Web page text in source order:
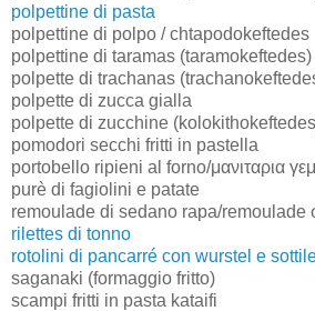
polpettine di pasta
polpettine di polpo / chtapodokeftedes
polpettine di taramas (taramokeftedes)
polpette di trachanas
polpette di zucca gialla
polpette di zucchine
pomodori secchi fritti in pastella
portobello ripieni al forno/μανιταρια
purè di fagiolini e patate
remoulade di sedano rapa/remoulade
rilettes di tonno
rotolini di pancarré con wurstel e
saganaki (formaggio fritto)
scampi fritti in pasta kataifi